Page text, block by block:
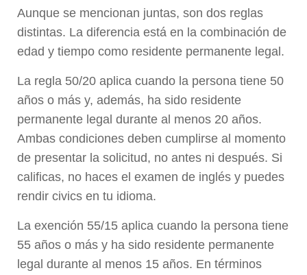
Aunque se mencionan juntas, son dos reglas
distintas. La diferencia está en la combinación de
edad y tiempo como residente permanente legal.
La regla 50/20 aplica cuando la persona tiene 50
años o más y, además, ha sido residente
permanente legal durante al menos 20 años.
Ambas condiciones deben cumplirse al momento
de presentar la solicitud, no antes ni después. Si
calificas, no haces el examen de inglés y puedes
rendir civics en tu idioma.
La exención 55/15 aplica cuando la persona tiene
55 años o más y ha sido residente permanente
legal durante al menos 15 años. En términos